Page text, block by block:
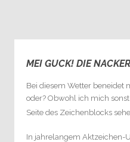
MEI GUCK! DIE
Bei diesem Wetter beneidet
oder? Obwohl ich mich
Seite des Zeichenblocks
In jahrelangem Aktzeichen-